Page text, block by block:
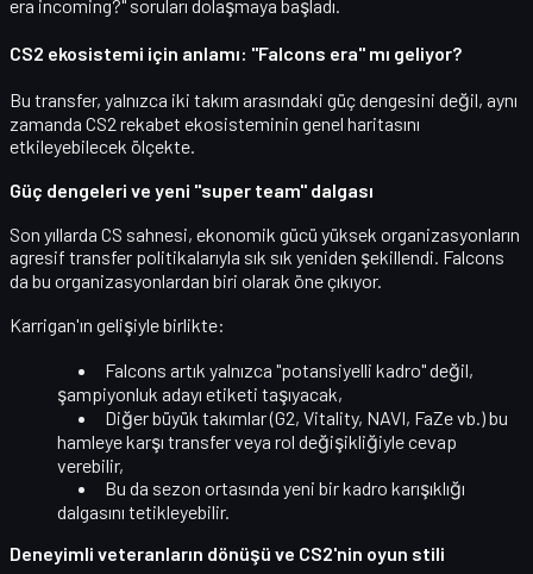
era incoming?" soruları dolaşmaya başladı.
CS2 ekosistemi için anlamı: "Falcons era" mı geliyor?
Bu transfer, yalnızca iki takım arasındaki güç dengesini değil, aynı
zamanda CS2 rekabet ekosisteminin genel haritasını
etkileyebilecek ölçekte.
Güç dengeleri ve yeni "super team" dalgası
Son yıllarda CS sahnesi, ekonomik gücü yüksek organizasyonların
agresif transfer politikalarıyla sık sık yeniden şekillendi. Falcons
da bu organizasyonlardan biri olarak öne çıkıyor.
Karrigan'ın gelişiyle birlikte:
Falcons artık yalnızca "potansiyelli kadro" değil,
şampiyonluk adayı etiketi taşıyacak,
Diğer büyük takımlar (G2, Vitality, NAVI, FaZe vb.) bu
hamleyekarşı transfer veya rol değişikliğiyle cevap
verebilir,
Bu da sezon ortasında yeni birkadro karışıklığı
dalgasını tetikleyebilir.
Deneyimli veteranların dönüşü ve CS2'nin oyun stili